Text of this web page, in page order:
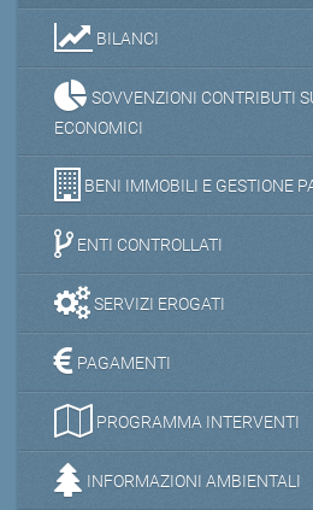
BILANCI
SOVVENZIONI CONTRIBUTI
ECONOMICI
BENI IMMOBILI E GESTIONE
ENTI CONTROLLATI
SERVIZI EROGATI
PAGAMENTI
PROGRAMMA INTERVENTI
INFORMAZIONI AMBIENTALI